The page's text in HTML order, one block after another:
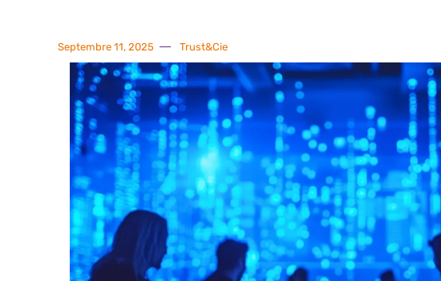
Septembre 11, 2025 Trust&Cie